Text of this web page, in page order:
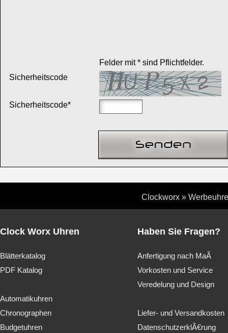
Felder mit * sind Pflichtfelder.
Sicherheitscode
Sicherheitscode*
Clockworx»
Clock Worx Uhren
Blätterkatalog
PDF Katalog
Automatikuhren
Chronographen
Budgetuhren
Haben Sie Fragen?
Anfertigung nach MaÃ
Vorkosten und Service
Veredelung und Design
Liefer- und Versandkosten
DatenschutzerklÃ€rung